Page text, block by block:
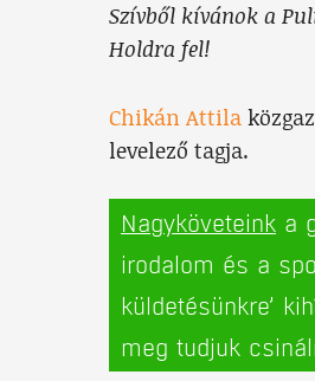
Szívből kívánok a
Holdra fel!
Chikán Attila
levelező tagja.
Nagyköveteink a
irodalom és a
küldetésünkre’
meg tudjuk